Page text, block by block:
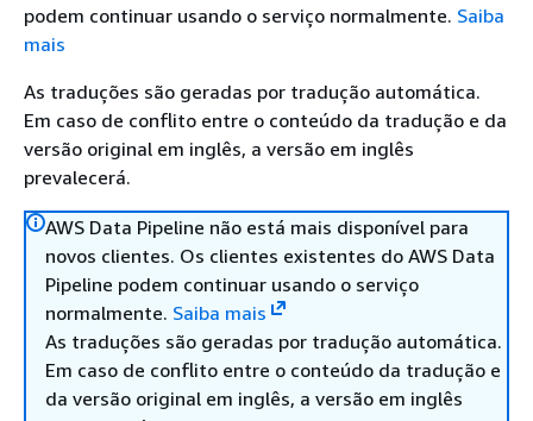
podem continuar usando o serviço normalmente. Saiba
mais
As traduções são geradas por tradução automática.
Em caso de conflito entre o conteúdo da tradução e da
versão original em inglês, a versão em inglês
prevalecerá.
AWS Data Pipeline não está mais disponível para
novos clientes. Os clientes existentes do AWS Data
Pipeline podem continuar usando o serviço
normalmente. Saiba mais
As traduções são geradas por tradução automática.
Em caso de conflito entre o conteúdo da tradução e
da versão original em inglês, a versão em inglês